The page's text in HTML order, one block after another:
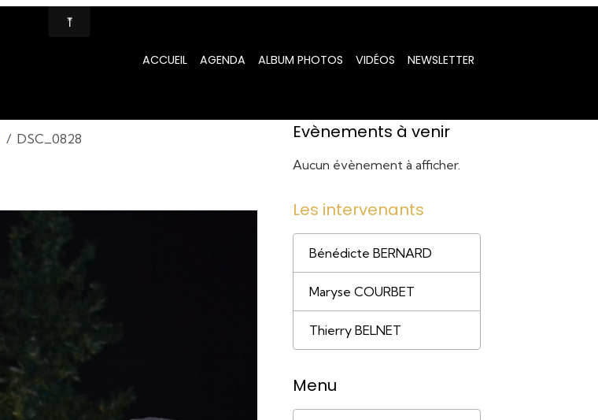
ACCUEIL AGENDA ALBUM PHOTOS VIDÉOS NEWSLETTER
DSC_0828 Evènements à venir
Aucun évènement à afficher.
Les intervenants
Bénédicte BERNARD
Maryse COURBET
Thierry BELNET
Menu